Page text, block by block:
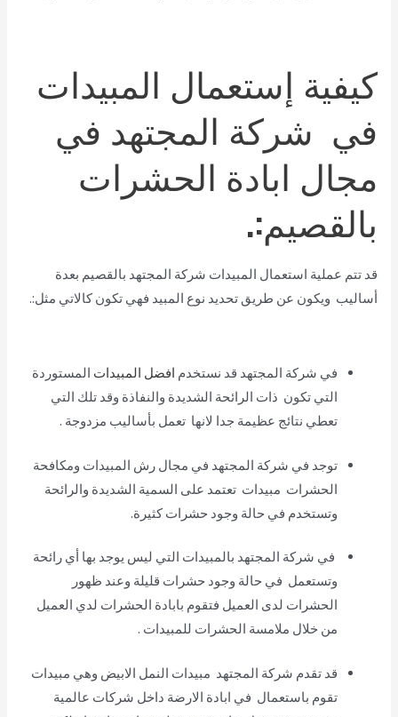
كيفية إستعمال المبيدات
في شركة المجتهد في
مجال ابادة الحشرات
بالقصيم:.
قد تتم عملية استعمال المبيدات شركة المجتهد بالقصيم بعدة
أساليب ويكون عن طريق تحديد نوع المبيد فهي تكون كالاتي مثل:.
في شركة المجتهد قد نستخدم افضل المبيدات المستوردة
التي تكون ذات الرائحة الشديدة والنفاذة وقد تلك التي
تعطي نتائج عظيمة جدا لانها تعمل بأساليب مزدوجة .
توجد في شركة المجتهد في مجال رش المبيدات ومكافحة
الحشرات مبيدات تعتمد على السمية الشديدة والرائحة
وتستخدم في حالة وجود حشرات كثيرة.
في شركة المجتهد بالمبيدات التي ليس يوجد بها أي رائحة
وتستعمل في حالة وجود حشرات قليلة وعند ظهور
الحشرات لدى العميل فتقوم بابادة الحشرات لدي العميل
من خلال ملامسة الحشرات للمبيدات .
قد تقدم شركة المجتهد مبيدات النمل الابيض وهي مبيدات
تقوم باستعمال في ابادة الارضة داخل شركات عالمية